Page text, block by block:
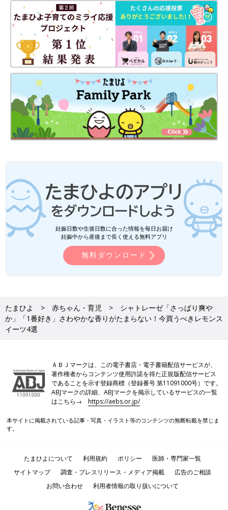
妊娠日数や生後日数に合った情報を毎日お届け
妊娠中から産後まで長く使える無料アプリ
無料ダウンロード
たまひよ 赤ちゃん・育児
シャトレーゼ「さっぱり爽や
か」「1番好き」さわやかな香りがたまらない！今買うべきレモンス
イーツ4選
ＡＢＪマークは、この電子書店・電子書籍配信サービスが、
著作権者からコンテンツ使用許諾を得た正規版配信サービス
であることを示す登録商標（登録番号 第11091000号）です。
ABJマークの詳細、ABJマークを掲示しているサービスの一覧
はこちら→https://aebs.or.jp/
本サイトに掲載されている記事・写真・イラスト等のコンテンツの無断転載を禁じま
す。
たまひよについて 利用規約 ポリシー
医師・専門家一覧
サイトマップ
調査・プレスリリース・メディア掲載
広告のご相談
お問い合わせ
利用者情報の取り扱いについて